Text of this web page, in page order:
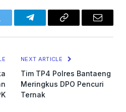
TelegramCopy
Email
NEXT ARTICLE
Tim TP4 Polres Bantaeng
Meringkus DPO Pencuri
Ternak